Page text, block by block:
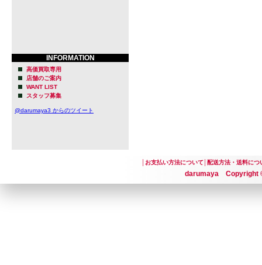
INFORMATION
高価買取専用
店舗のご案内
WANT LIST
スタッフ募集
@darumaya3 からのツイート
お支払い方法について│ 配送方法・送料につ
darumaya Copyright